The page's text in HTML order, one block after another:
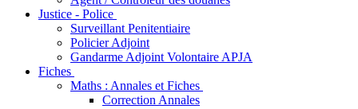
Justice - Police
Surveillant Penitentiaire
Policier Adjoint
Gandarme Adjoint Volontaire APJA
Fiches
Maths : Annales et Fiches
Correction Annales